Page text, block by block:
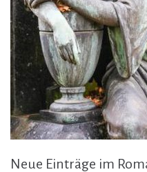
Neue Einträge im